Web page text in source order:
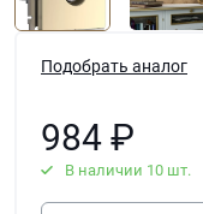
Подобрать аналог
984 ₽
В наличии 10 шт.